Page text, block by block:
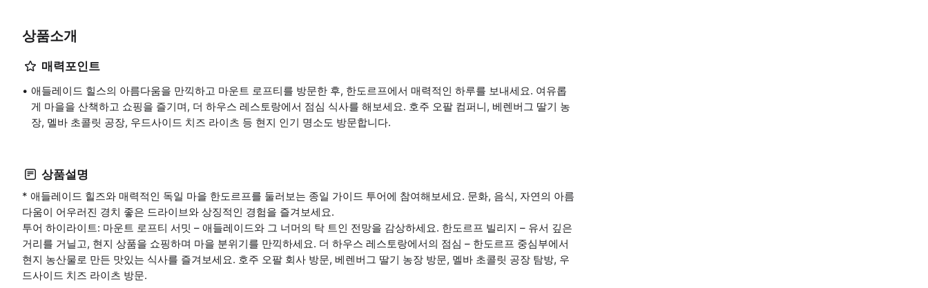
상품소개
매력포인트
애들레이드 힐스의 아름다움을 만끽하고 마운트 로프티를 방문한 후, 한도르프에서 매력적인 하루를 보내세요. 여유롭
게 마을을 산책하고 쇼핑을 즐기며, 더 하우스 레스토랑에서 점심 식사를 해보세요. 호주 오팔 컴퍼니, 베렌버그 딸기 농
장, 멜바 초콜릿 공장, 우드사이드 치즈 라이츠 등 현지 인기 명소도 방문합니다.
상품설명
* 애들레이드 힐즈와 매력적인 독일 마을 한도르프를 둘러보는 종일 가이드 투어에 참여해보세요. 문화, 음식, 자연의 아름
다움이 어우러진 경치 좋은 드라이브와 상징적인 경험을 즐겨보세요.
투어 하이라이트: 마운트 로프티 서밋 – 애들레이드와 그 너머의 탁 트인 전망을 감상하세요. 한도르프 빌리지 – 유서 깊은
거리를 거닐고, 현지 상품을 쇼핑하며 마을 분위기를 만끽하세요. 더 하우스 레스토랑에서의 점심 – 한도르프 중심부에서
현지 농산물로 만든 맛있는 식사를 즐겨보세요. 호주 오팔 회사 방문, 베렌버그 딸기 농장 방문, 멜바 초콜릿 공장 탐방, 우
드사이드 치즈 라이츠 방문.